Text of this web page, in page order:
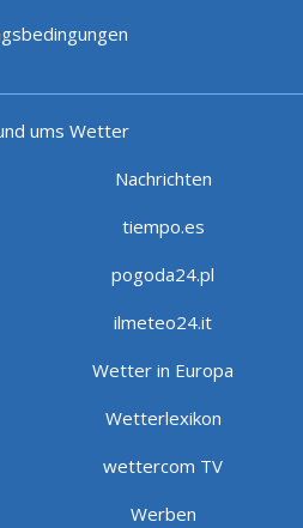
ums Wetter
Nachrichten
tiempo.es
pogoda24.pl
ilmeteo24.it
Wetter in Europa
Wetterlexikon
wettercom TV
Werben